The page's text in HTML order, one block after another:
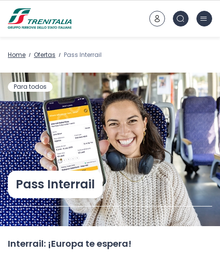
Home Ofertas Pass Interrail
Para todos
Pass Interrail
Interrail: ¡Europa te espera!